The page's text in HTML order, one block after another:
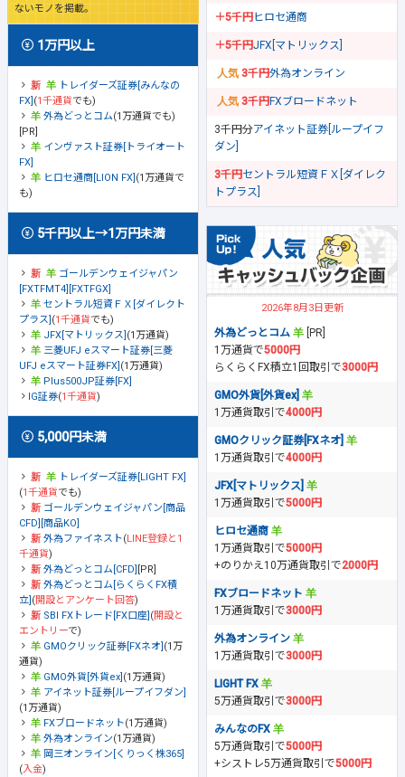
ないモノを掲載。
1万円以上
トレイダーズ証券[みんなの
FX] (1千通貨でも)
外為どっとコム(1万通貨でも)
[PR]
インヴァスト証券[トライオート
FX]
ヒロセ通商[LION FX] (1万通貨で
も)
5千円以上→1万円未満
ゴールデンウェイジャパン
[FXTFMT4][FXTFGX]
セントラル短資ＦＸ[ダイレクト
プラス] (1千通貨でも)
JFX[マトリックス] (1万通貨)
三菱UFJ eスマート証券[三菱
UFJ eスマート証券FX] (1万通貨)
Plus500JP証券[FX]
IG証券(1千通貨)
5,000円未満
トレイダーズ証券[LIGHT FX]
(1千通貨でも)
ゴールデンウェイジャパン[商品
CFD][商品KO]
外為ファイネスト(LINE登録と1
千通貨)
外為どっとコム[CFD] [PR]
外為どっとコム[らくらくFX積
立] (開設とアンケート回答)
SBI FXトレード[FX口座] (開設と
エントリーで)
GMOクリック証券[FXネオ] (1万
通貨)
GMO外貨[外貨ex] (1万通貨)
アイネット証券[ループイフダン]
(1万通貨)
FXブロードネット(1万通貨)
外為オンライン(1万通貨)
岡三オンライン[くりっく株365]
(入金)
＋5千円ヒロセ通商
＋5千円JFX[マトリックス]
3千円外為オンライン
3千円FXブロードネット
3千円分アイネット証券[ループイフ
ダン]
3千円セントラル短資ＦＸ[ダイレク
トプラス]
2026年8月3日更新
外為どっとコム
[PR]
1万通貨で5000円
らくらくFX積立1回取引で3000円
GMO外貨[外貨ex]
1万通貨取引で4000円
GMOクリック証券[FXネオ]
1万通貨取引で4000円
JFX[マトリックス]
1万通貨取引で5000円
ヒロセ通商
1万通貨取引で5000円
+のりかえ10万通貨取引で2000円
FXブロードネット
1万通貨取引で3000円
外為オンライン
1万通貨取引で3000円
LIGHT FX
5万通貨取引で3000円
みんなのFX
5万通貨取引で5000円
+シストレ5万通貨取引で5000円